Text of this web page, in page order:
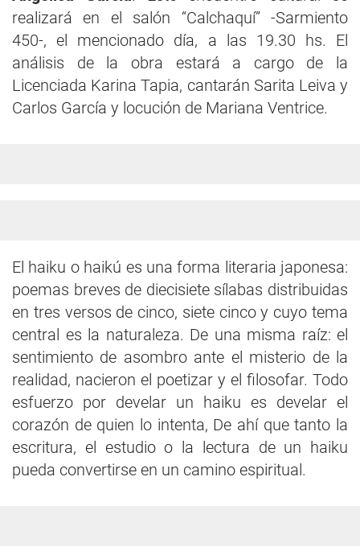
realizará en el salón “Calchaquí” -Sarmiento
450-, el mencionado día, a las 19.30 hs. El
análisis de la obra estará a cargo de la
Licenciada Karina Tapia, cantarán Sarita Leiva y
Carlos García y locución de Mariana Ventrice.
El haiku o haikú es una forma literaria japonesa:
poemas breves de diecisiete sílabas distribuidas
en tres versos de cinco, siete cinco y cuyo tema
central es la naturaleza. De una misma raíz: el
sentimiento de asombro ante el misterio de la
realidad, nacieron el poetizar y el filosofar. Todo
esfuerzo por develar un haiku es develar el
corazón de quien lo intenta, De ahí que tanto la
escritura, el estudio o la lectura de un haiku
pueda convertirse en un camino espiritual.